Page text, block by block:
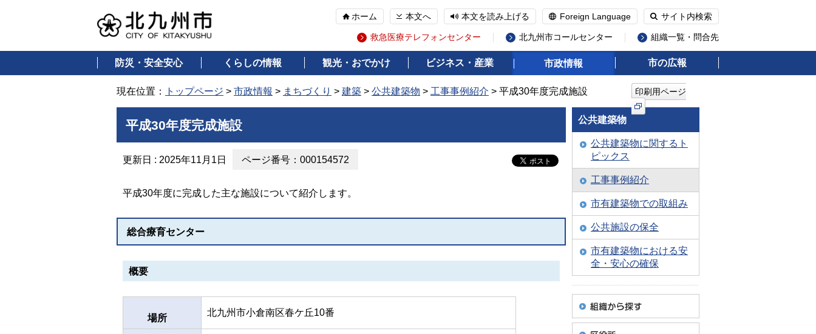
ホーム 本文へ 本文を読み上げる Foreign Language サイト内検索
救急医療テレフォンセンター 北九州市コールセンター 組織一覧・問合先
防災・安全安心 くらしの情報 観光・おでかけ ビジネス・産業 市政情報 市の広報
現在位置： トップページ > 市政情報 > まちづくり > 建築 > 公共建築物 > 工事事例紹介 > 平成30年度完成施設 印刷用ページ
平成30年度完成施設
更新日 : 2025年11月1日 ページ番号：000154572
平成30年度に完成した主な施設について紹介します。
総合療育センター
概要
場所
北九州市小倉南区春ケ丘10番
公共建築物
公共建築物に関するト
ピックス
工事事例紹介
市有建築物での取組み
公共施設の保全
市有建築物における安
全・安心の確保